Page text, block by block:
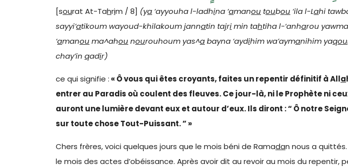
[sourat At-Tahrim / 8] (ya ‘ayyouha l-ladhina ‘amanou toubou ‘ila l-Lahi
sayyi’atikoum wayoud-khilakoumjannatin tajrimin tahtiha l-‘anharou
‘amanou ma^ahou nourouhoum yas^abayna ‘aydihim wa’aymanihim yaqou
chay’in qadir)
ce qui signifie :« Ô vous qui êtes croyants, faites un repentir définitif à Alla
entrer au Paradis où coulent des fleuves. Ce jour-là, ni le Prophète ni
auront une lumière devant eux et autour d’eux. Ils diront : “ Ô notre
sur toute chose Tout-Puissant. ” »
Chers frères, voici quelques jours que le mois béni de Ramadan nous a
le mois des actes d’obéissance. Après avoir dit au revoir au mois du repentir,